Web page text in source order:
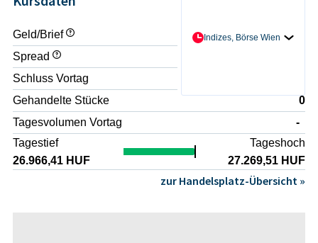
Indizes, Börse Wien
Geld/Brief
- / -
Spread
Schluss Vortag
Gehandelte Stücke
0
Tagesvolumen Vortag
-
Tagestief
26.966,41 HUF
Tageshoch
27.269,51 HUF
zur Handelsplatz-Übersicht »